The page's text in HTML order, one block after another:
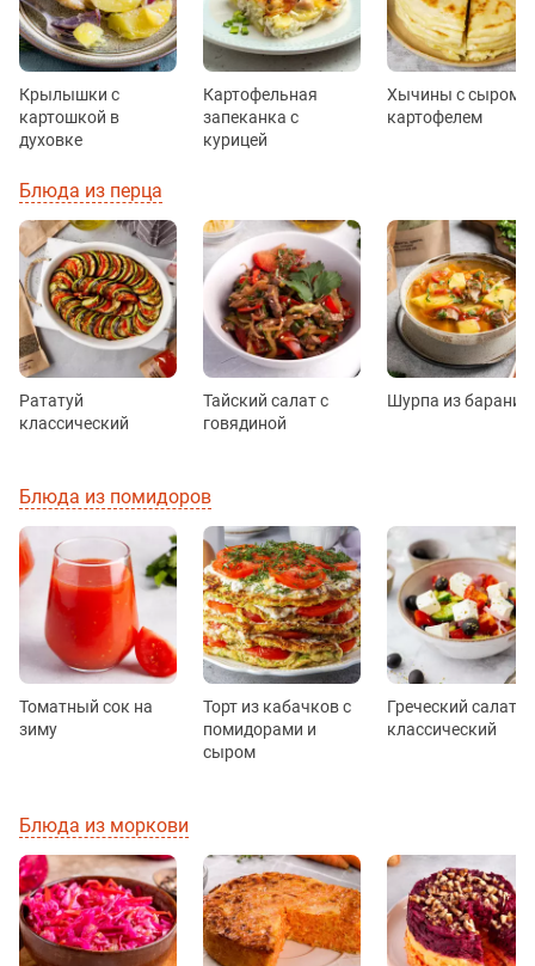
Крылышки с
картошкой в
духовке
Картофельная
запеканка с
курицей
Хычины с сыром и
картофелем
Блюда из перца
Рататуй
классический
Тайский салат с
говядиной
Шурпа из
Блюда из помидоров
Томатный сок на
зиму
Торт из кабачков с
помидорами и
сыром
Греческий салат
классический
Блюда из моркови